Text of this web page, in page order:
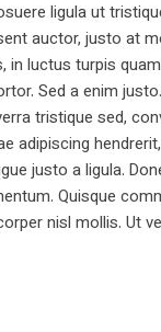
ligula ut
auctor, justo at
in luctus turpis
Sed a enim
tristique sed,
adipiscing
justo a ligula.
Quisque
nisl mollis. Ut